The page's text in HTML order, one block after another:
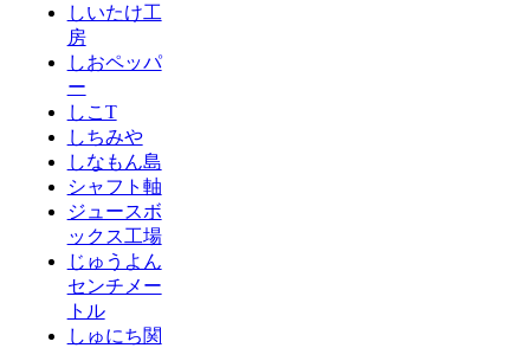
しいたけ工
房
しおペッパ
ー
しこT
しちみや
しなもん島
シャフト軸
ジュースボ
ックス工場
じゅうよん
センチメー
トル
しゅにち関